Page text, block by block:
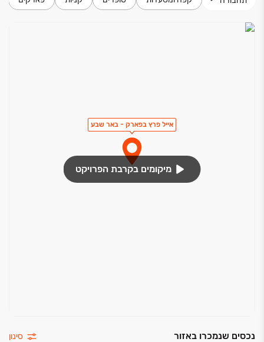
אייל פרץ בפארק - באר שבע
מיקומים בקרבת הפרויקט
נכסים שנמכרו באזור סינון